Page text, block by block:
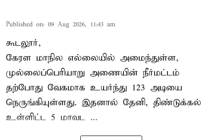
Published on: 09 Aug 2026, 11:43 am
கூடலூர்,
கேரள மாநில எல்லையில் அமைந்துள்ள,
முல்லைப்பெரியாறு அணையின் நீர்மட்டம்
தற்போது வேகமாக உயர்ந்து 123 அடியை
நெருங்கியுள்ளது. இதனால் தேனி, திண்டுக்கல்
உள்ளிட்ட 5 மாவட ...